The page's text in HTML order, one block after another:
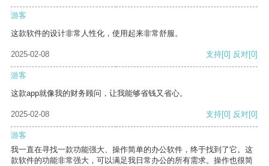
游客
这款软件的设计非常人性化，使用起来非常舒服。
2025-02-08 支持[0] 反对[0]
游客
这款app就像我的财务顾问，让我能够省钱又省心。
2025-02-08 支持[0] 反对[0]
游客
我一直在寻找一款功能强大、操作简单的办公软件，终于找到了它。这
款软件的功能非常强大，可以满足我日常办公的所有需求。操作也很简